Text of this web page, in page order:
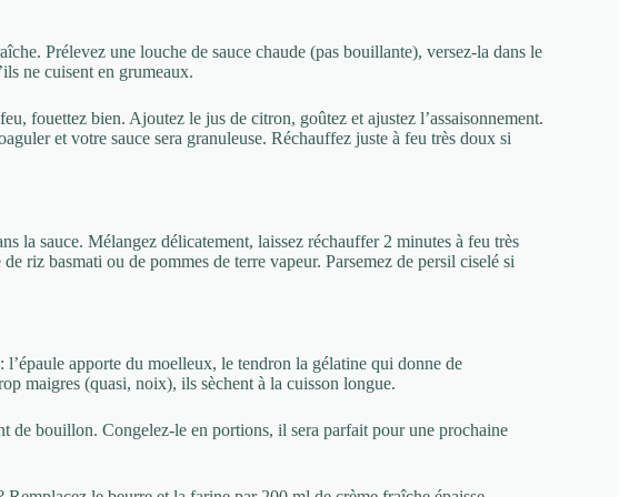
Prélevez une louche de sauce chaude (pas bouillante), versez-la dans le
ne cuisent en grumeaux.
fouettez bien. Ajoutez le jus de citron, goûtez et ajustez l’assaisonnement.
et votre sauce sera granuleuse. Réchauffez juste à feu très doux si
la sauce. Mélangez délicatement, laissez réchauffer 2 minutes à feu très
riz basmati ou de pommes de terre vapeur. Parsemez de persil ciselé si
apporte du moelleux, le tendron la gélatine qui donne de
maigres (quasi, noix), ils sèchent à la cuisson longue.
de bouillon. Congelez-le en portions, il sera parfait pour une prochaine